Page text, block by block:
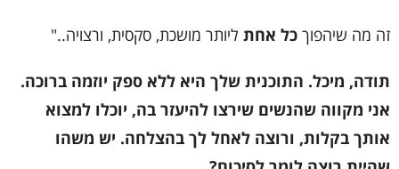
זה מה שיהפוך כל אחת ליותר מושכת, סקסית, ורצויה.."
תודה, מיכל. התוכנית שלך היא ללא ספק יוזמה ברוכה.
אני מקווה שהנשים שירצו להיעזר בה, יוכלו למצוא
אותך בקלות, ורוצה לאחל לך בהצלחה. יש משהו